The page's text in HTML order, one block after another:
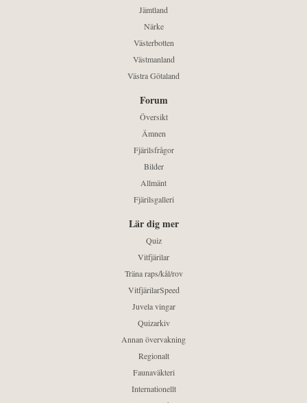
Jämtland
Närke
Västerbotten
Västmanland
Västra Götaland
Forum
Översikt
Ämnen
Fjärilsfrågor
Bilder
Allmänt
Fjärilsgalleri
Lär dig mer
Quiz
Vitfjärilar
Träna raps/kål/rov
VitfjärilarSpeed
Juvela vingar
Quizarkiv
Annan övervakning
Regionalt
Faunaväkteri
Internationellt